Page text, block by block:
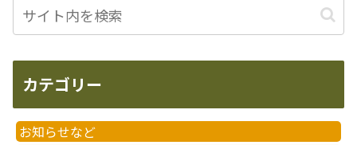
カテゴリー
お知らせなど